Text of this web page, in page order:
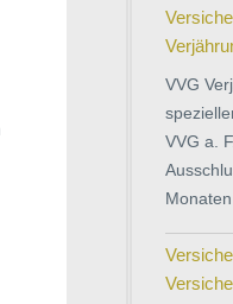
VVG
VVG a.